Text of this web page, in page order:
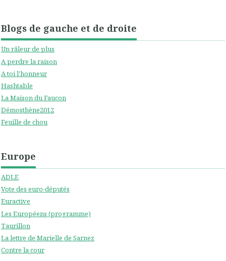
Blogs de gauche et de droite
Un râleur de plus
A perdre la raison
A toi l'honneur
Hashtable
La Maison du Faucon
Démosthène2012
Feuille de chou
Europe
ADLE
Vote des euro-députés
Euractive
Les Européens (programme)
Taurillon
La lettre de Marielle de Sarnez
Contre la cour